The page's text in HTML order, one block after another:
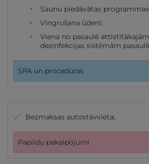
Saunu piedāvātas
Vingrošana ūdenī;
Viena no pasaulē
dezinfekcijas sistēmām
SPA un procedūras
Bezmaksas autostāvvieta;
Papildu pakalpojumi